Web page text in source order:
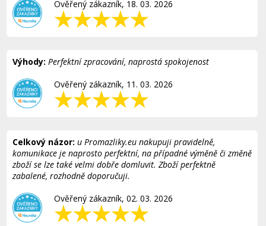
Ověřený zákazník, 18. 03. 2026
Výhody: Perfektní zpracování, naprostá spokojenost
Ověřený zákazník, 11. 03. 2026
Celkový názor: u Promazliky.eu nakupuji pravidelně,
komunikace je naprosto perfektní, na případné výměně či změně
zboží se lze také velmi dobře domluvit. Zboží perfektně
zabalené, rozhodně doporučuji.
Ověřený zákazník, 02. 03. 2026